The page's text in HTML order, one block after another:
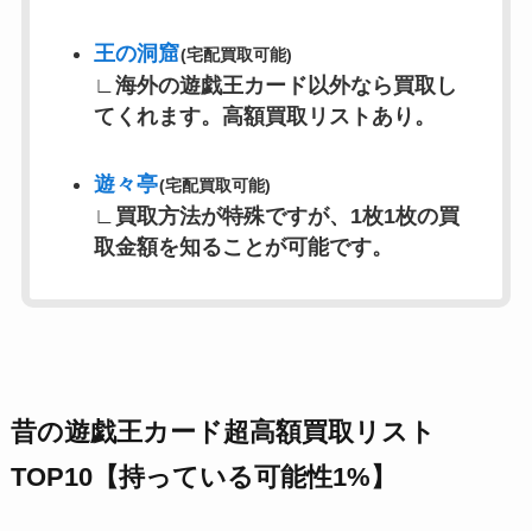
王の洞窟(宅配買取可能)
∟海外の遊戯王カード以外なら買取し
てくれます。高額買取リストあり。
遊々亭(宅配買取可能)
∟ 買取方法が特殊ですが、1枚1枚の買
取金額を知ることが可能です。
昔の遊戯王カード超高額買取リスト
TOP10【持っている可能性1%】